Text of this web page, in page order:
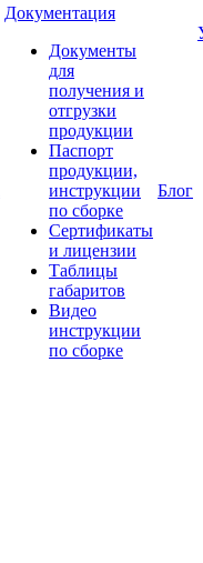
Документация
Документы
для
получения и
отгрузки
продукции
Паспорт
продукции,
инструкции
по сборке
Сертификаты
и лицензии
Таблицы
габаритов
Видео
инструкции
по сборке
Блог